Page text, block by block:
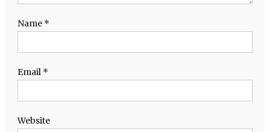
Name *
Email *
Website